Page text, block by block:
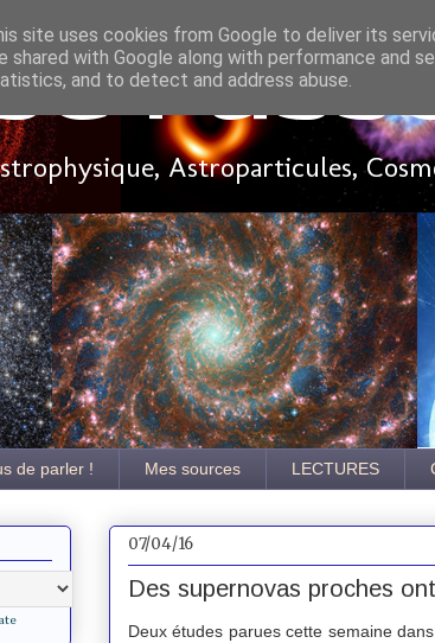
Astroparticules,
de parler ! Mes sources LECTURES
07/04/16
Des supernovas proches
Deux études parues cette semaine
site uses cookies from Google to deliver its
shared with Google along with performance and
and to detect and address abuse.